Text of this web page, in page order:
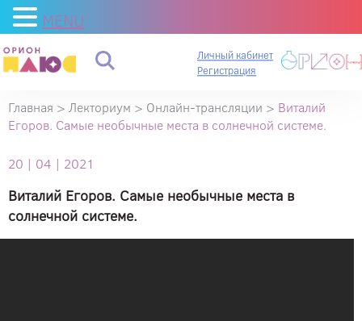
Личный кабинет
Регистрация
Главная > Лекториум > Онлайн-трансляции > Виталий
Егоров. Самые необычные места в солнечной системе.
20 | 04 | 2021
Виталий Егоров. Самые необычные места в
солнечной системе.
MENU